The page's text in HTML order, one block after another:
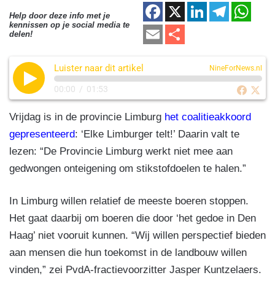
Help door deze info met je
kennissen op je social media te
delen!
F
a
c
e
o
o
k
X
Li
e
n
T
gr
a
m
s
A
E
aile
Luister naar dit artikel NineForNews.nl
00:00 / 01:53
Vrijdag is in de provincie Limburg het coalitieakkoord
gepresenteerd: ‘Elke Limburger telt!’ Daarin valt te
lezen: “De Provincie Limburg werkt niet mee aan
gedwongen onteigening om stikstofdoelen te halen.”
In Limburg willen relatief de meeste boeren stoppen.
Het gaat daarbij om boeren die door ‘het gedoe in Den
Haag’ niet vooruit kunnen. “Wij willen perspectief bieden
aan mensen die hun toekomst in de landbouw willen
vinden,” zei PvdA-fractievoorzitter Jasper Kuntzelaers.